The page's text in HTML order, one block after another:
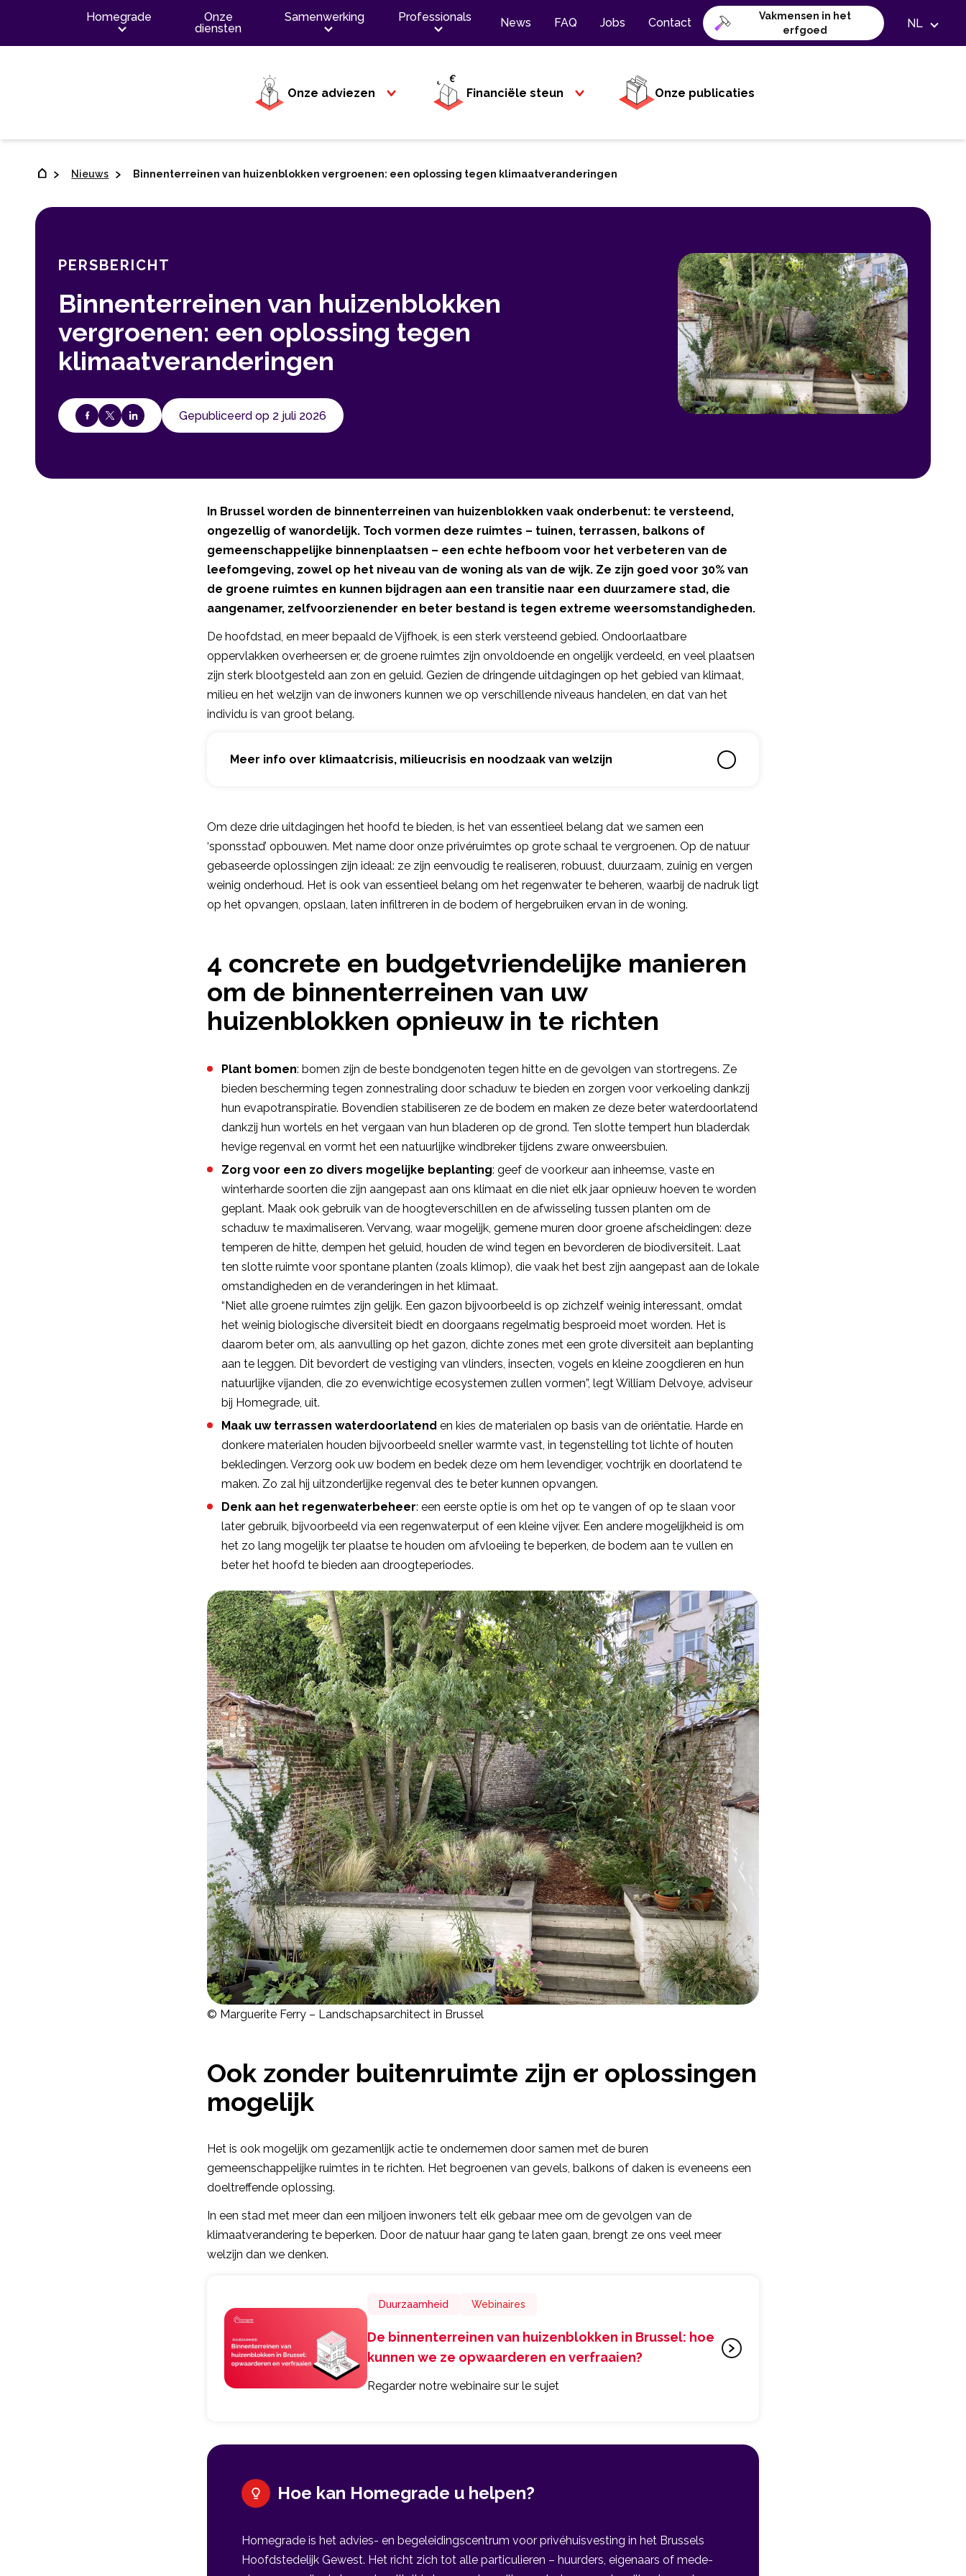
Homegrade
Onze
diensten
Samenwerking Professionals News FAQ Jobs Contact
Vakmensen in het
erfgoed
NL
Onze adviezen Financiële steun Onze publicaties
Nieuws Binnenterreinen van huizenblokken vergroenen: een oplossing tegen klimaatveranderingen
PERSBERICHT
Binnenterreinen van huizenblokken
vergroenen: een oplossing tegen
klimaatveranderingen
Gepubliceerd op 2 juli 2026
In Brussel worden de binnenterreinen van huizenblokken vaak onderbenut: te versteend,
ongezellig of wanordelijk. Toch vormen deze ruimtes – tuinen, terrassen, balkons of
gemeenschappelijke binnenplaatsen – een echte hefboom voor het verbeteren van de
leefomgeving, zowel op het niveau van de woning als van de wijk. Ze zijn goed voor 30% van
de groene ruimtes en kunnen bijdragen aan een transitie naar een duurzamere stad, die
aangenamer, zelfvoorzienender en beter bestand is tegen extreme weersomstandigheden.
De hoofdstad, en meer bepaald de Vijfhoek, is een sterk versteend gebied. Ondoorlaatbare
oppervlakken overheersen er, de groene ruimtes zijn onvoldoende en ongelijk verdeeld, en veel plaatsen
zijn sterk blootgesteld aan zon en geluid. Gezien de dringende uitdagingen op het gebied van klimaat,
milieu en het welzijn van de inwoners kunnen we op verschillende niveaus handelen, en dat van het
individu is van groot belang.
Meer info over klimaatcrisis, milieucrisis en noodzaak van welzijn
Om deze drie uitdagingen het hoofd te bieden, is het van essentieel belang dat we samen een
‘sponsstad’ opbouwen. Met name door onze privéruimtes op grote schaal te vergroenen. Op de natuur
gebaseerde oplossingen zijn ideaal: ze zijn eenvoudig te realiseren, robuust, duurzaam, zuinig en vergen
weinig onderhoud. Het is ook van essentieel belang om het regenwater te beheren, waarbij de nadruk ligt
op het opvangen, opslaan, laten infiltreren in de bodem of hergebruiken ervan in de woning.
4 concrete en budgetvriendelijke manieren
om de binnenterreinen van uw
huizenblokken opnieuw in te richten
Plant bomen: bomen zijn de beste bondgenoten tegen hitte en de gevolgen van stortregens. Ze
bieden bescherming tegen zonnestraling door schaduw te bieden en zorgen voor verkoeling dankzij
hun evapotranspiratie. Bovendien stabiliseren ze de bodem en maken ze deze beter waterdoorlatend
dankzij hun wortels en het vergaan van hun bladeren op de grond. Ten slotte tempert hun bladerdak
hevige regenval en vormt het een natuurlijke windbreker tijdens zware onweersbuien.
Zorg voor een zo divers mogelijke beplanting: geef de voorkeur aan inheemse, vaste en
winterharde soorten die zijn aangepast aan ons klimaat en die niet elk jaar opnieuw hoeven te worden
geplant. Maak ook gebruik van de hoogteverschillen en de afwisseling tussen planten om de
schaduw te maximaliseren. Vervang, waar mogelijk, gemene muren door groene afscheidingen: deze
temperen de hitte, dempen het geluid, houden de wind tegen en bevorderen de biodiversiteit. Laat
ten slotte ruimte voor spontane planten (zoals klimop), die vaak het best zijn aangepast aan de lokale
omstandigheden en de veranderingen in het klimaat.
“Niet alle groene ruimtes zijn gelijk. Een gazon bijvoorbeeld is op zichzelf weinig interessant, omdat
het weinig biologische diversiteit biedt en doorgaans regelmatig besproeid moet worden. Het is
daarom beter om, als aanvulling op het gazon, dichte zones met een grote diversiteit aan beplanting
aan te leggen. Dit bevordert de vestiging van vlinders, insecten, vogels en kleine zoogdieren en hun
natuurlijke vijanden, die zo evenwichtige ecosystemen zullen vormen”, legt William Delvoye, adviseur
bij Homegrade, uit.
Maak uw terrassen waterdoorlatend en kies de materialen op basis van de oriëntatie. Harde en
donkere materialen houden bijvoorbeeld sneller warmte vast, in tegenstelling tot lichte of houten
bekledingen. Verzorg ook uw bodem en bedek deze om hem levendiger, vochtrijk en doorlatend te
maken. Zo zal hij uitzonderlijke regenval des te beter kunnen opvangen.
Denk aan het regenwaterbeheer: een eerste optie is om het op te vangen of op te slaan voor
later gebruik, bijvoorbeeld via een regenwaterput of een kleine vijver. Een andere mogelijkheid is om
het zo lang mogelijk ter plaatse te houden om afvloeiing te beperken, de bodem aan te vullen en
beter het hoofd te bieden aan droogteperiodes.
© Marguerite Ferry – Landschapsarchitect in Brussel
Ook zonder buitenruimte zijn er oplossingen
mogelijk
Het is ook mogelijk om gezamenlijk actie te ondernemen door samen met de buren
gemeenschappelijke ruimtes in te richten. Het begroenen van gevels, balkons of daken is eveneens een
doeltreffende oplossing.
In een stad met meer dan een miljoen inwoners telt elk gebaar mee om de gevolgen van de
klimaatverandering te beperken. Door de natuur haar gang te laten gaan, brengt ze ons veel meer
welzijn dan we denken.
Duurzaamheid Webinaires
De binnenterreinen van huizenblokken in Brussel: hoe
kunnen we ze opwaarderen en verfraaien?
Regarder notre webinaire sur le sujet
Hoe kan Homegrade u helpen?
Homegrade is het advies- en begeleidingscentrum voor privéhuisvesting in het Brussels
Hoofdstedelijk Gewest. Het richt zich tot alle particulieren – huurders, eigenaars of mede-